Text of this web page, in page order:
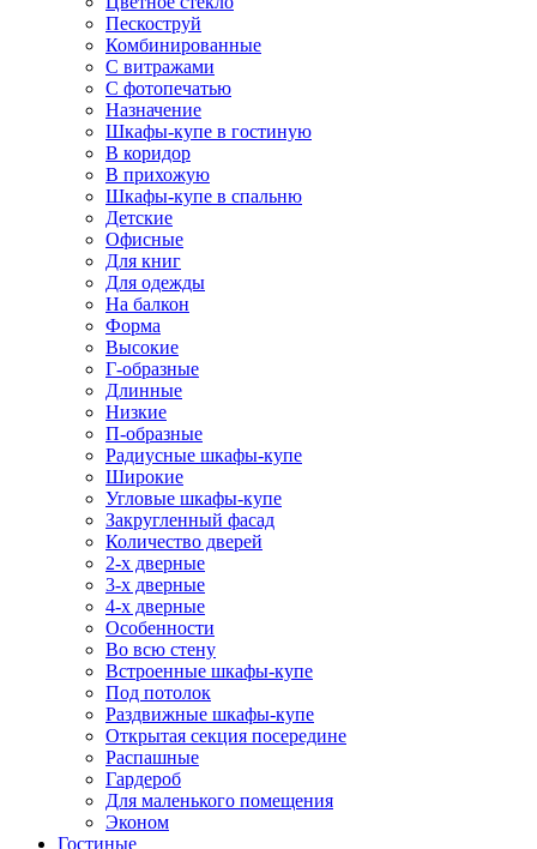
Пескоструй
Комбинированные
С витражами
С фотопечатью
Назначение
Шкафы-купе в гостиную
В коридор
В прихожую
Шкафы-купе в спальню
Детские
Офисные
Для книг
Для одежды
На балкон
Форма
Высокие
Г-образные
Длинные
Низкие
П-образные
Радиусные шкафы-купе
Широкие
Угловые шкафы-купе
Закругленный фасад
Количество дверей
2-х дверные
3-х дверные
4-х дверные
Особенности
Во всю стену
Встроенные шкафы-купе
Под потолок
Раздвижные шкафы-купе
Открытая секция посередине
Распашные
Гардероб
Для маленького помещения
Эконом
Гостиные